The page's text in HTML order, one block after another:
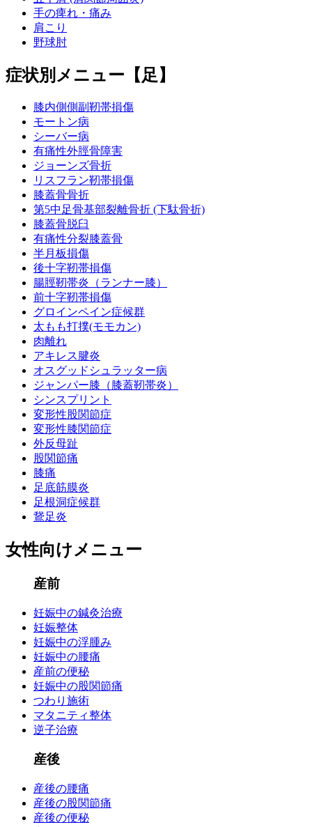
手の痺れ・痛み
肩こり
野球肘
症状別メニュー【足】
膝内側側副靭帯損傷
モートン病
シーバー病
有痛性外脛骨障害
ジョーンズ骨折
リスフラン靭帯損傷
膝蓋骨骨折
第5中足骨基部裂離骨折 (下駄骨折)
膝蓋骨脱臼
有痛性分裂膝蓋骨
半月板損傷
後十字靭帯損傷
腸脛靭帯炎（ランナー膝）
前十字靭帯損傷
グロインペイン症候群
太もも打撲(モモカン)
肉離れ
アキレス腱炎
オスグッドシュラッター病
ジャンパー膝（膝蓋靭帯炎）
シンスプリント
変形性股関節症
変形性膝関節症
外反母趾
股関節痛
膝痛
足底筋膜炎
足根洞症候群
鵞足炎
女性向けメニュー
産前
妊娠中の鍼灸治療
妊娠整体
妊娠中の浮腫み
妊娠中の腰痛
産前の便秘
妊娠中の股関節痛
つわり施術
マタニティ整体
逆子治療
産後
産後の腰痛
産後の股関節痛
産後の便秘